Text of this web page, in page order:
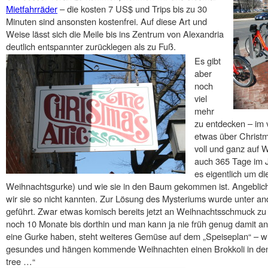
Mietfahrräder– die kosten 7 US$ und Trips bis zu 30
Minuten sind ansonsten kostenfrei. Auf diese Art und
Weise lässt sich die Meile bis ins Zentrum von Alexandria
deutlich entspannter zurücklegen als zu Fuß.
Es gibt
aber
noch
viel
mehr
zu entdecken – im
etwas über
voll und ganz auf
auch 365 Tage im
es eigentlich um
Weihnachtsgurke) und wie sie in den Baum gekommen ist.
wir sie so nicht kannten. Zur Lösung des Mysteriums wurde unter
geführt. Zwar etwas komisch bereits jetzt an Weihnachtsschmuck
noch 10 Monate bis dorthin und man kann ja nie früh genug damit
eine Gurke haben, steht weiteres Gemüse auf dem „Speiseplan“ –
gesundes und hängen kommende Weihnachten einen Brokkoli in
tree …“